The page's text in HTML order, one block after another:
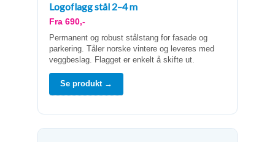
Logoflagg stål 2–4 m
Fra 690,-
Permanent og robust stålstang for fasade og
parkering. Tåler norske vintere og leveres med
veggbeslag. Flagget er enkelt å skifte ut.
Se produkt →